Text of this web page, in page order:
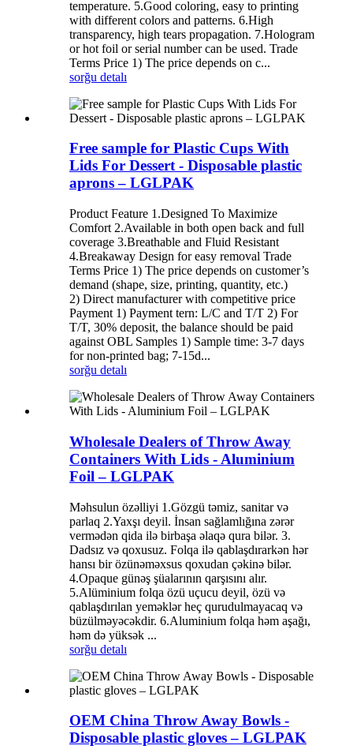
temperature. 5.Good coloring, easy to printing
with different colors and patterns. 6.High
transparency, high tears propagation. 7.Hologram
or hot foil or serial number can be used. Trade
Terms Price 1) The price depends on c...
sorğu detalı
Free sample for Plastic Cups With
Lids For Dessert - Disposable plastic
aprons – LGLPAK
Product Feature 1.Designed To Maximize
Comfort 2.Available in both open back and full
coverage 3.Breathable and Fluid Resistant
4.Breakaway Design for easy removal Trade
Terms Price 1) The price depends on customer’s
demand (shape, size, printing, quantity, etc.)
2) Direct manufacturer with competitive price
Payment 1) Payment tern: L/C and T/T 2) For
T/T, 30% deposit, the balance should be paid
against OBL Samples 1) Sample time: 3-7 days
for non-printed bag; 7-15d...
sorğu detalı
Wholesale Dealers of Throw Away
Containers With Lids - Aluminium
Foil – LGLPAK
Məhsulun özəlliyi 1.Gözgü təmiz, sanitar və
parlaq 2.Yaxşı deyil. İnsan sağlamlığına zərər
vermədən qida ilə birbaşa əlaqə qura bilər. 3.
Dadsız və qoxusuz. Folqa ilə qablaşdırarkən hər
hansı bir özünəməxsus qoxudan çəkinə bilər.
4.Opaque günəş şüalarının qarşısını alır.
5.Alüminium folqa özü uçucu deyil, özü və
qablaşdırılan yeməklər heç qurudulmayacaq və
büzülməyəcəkdir. 6.Aluminium folqa həm aşağı,
həm də yüksək ...
sorğu detalı
OEM China Throw Away Bowls -
Disposable plastic gloves – LGLPAK